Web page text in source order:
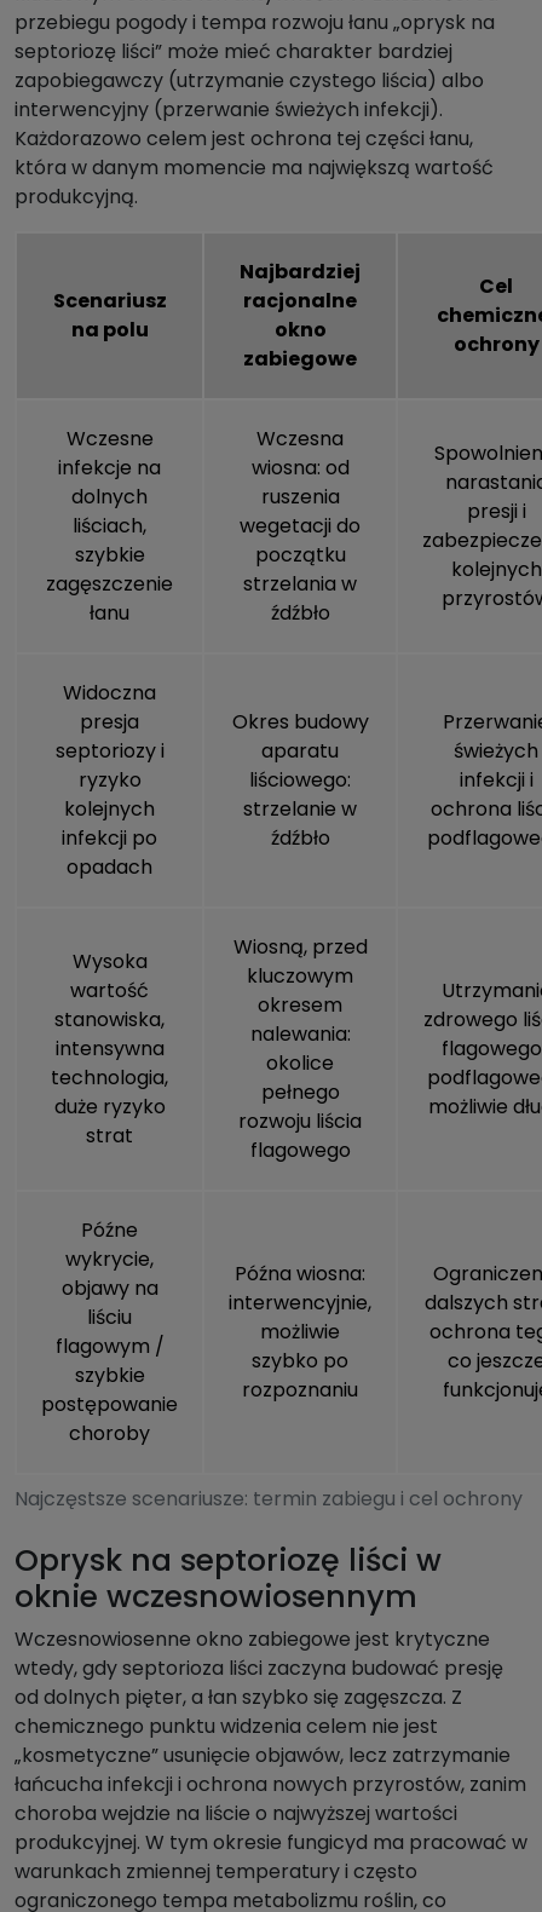
przebiegu pogody i tempa rozwoju łanu „oprysk na
septoriozę liści” może mieć charakter bardziej
zapobiegawczy (utrzymanie czystego liścia) albo
interwencyjny (przerwanie świeżych infekcji).
Każdorazowo celem jest ochrona tej części łanu,
która w danym momencie ma największą wartość
produkcyjną.
Najczęstsze scenariusze: termin zabiegu i cel ochrony
Scenariusz
na polu
Najbardziej
racjonalne
okno
zabiegowe
Cel
ochrony
Wczesne
infekcje na
dolnych
liściach,
szybkie
zagęszczenie
łanu
Wczesna
wiosna: od
ruszenia
wegetacji do
początku
strzelania w
źdźbło
presji i
kolejnych
Widoczna
presja
septoriozy i
ryzyko
kolejnych
infekcji po
opadach
Okres budowy
aparatu
liściowego:
strzelanie w
źdźbło
świeżych
infekcji i
ochrona
Wysoka
wartość
stanowiska,
intensywna
technologia,
duże ryzyko
strat
Wiosną, przed
kluczowym
okresem
nalewania:
okolice
pełnego
rozwoju liścia
flagowego
zdrowego
możliwie
Późne
wykrycie,
objawy na
liściu
flagowym /
szybkie
postępowanie
choroby
Późna wiosna:
interwencyjnie,
możliwie
szybko po
rozpoznaniu
dalszych
ochrona
co
Oprysk na septoriozę liści w
oknie wczesnowiosennym
Wczesnowiosenne okno zabiegowe jest krytyczne
wtedy, gdy septorioza liści zaczyna budować presję
od dolnych pięter, a łan szybko się zagęszcza. Z
chemicznego punktu widzenia celem nie jest
„kosmetyczne” usunięcie objawów, lecz zatrzymanie
łańcucha infekcji i ochrona nowych przyrostów, zanim
choroba wejdzie na liście o najwyższej wartości
produkcyjnej. W tym okresie fungicyd ma pracować w
warunkach zmiennej temperatury i często
ograniczonego tempa metabolizmu roślin, co